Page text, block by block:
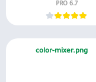
6.7 PRO